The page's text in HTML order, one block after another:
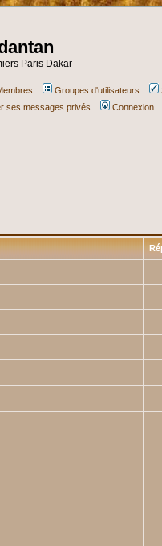
Paris Dakar
Groupes d'utilisateurs
ses messages privés Connexion